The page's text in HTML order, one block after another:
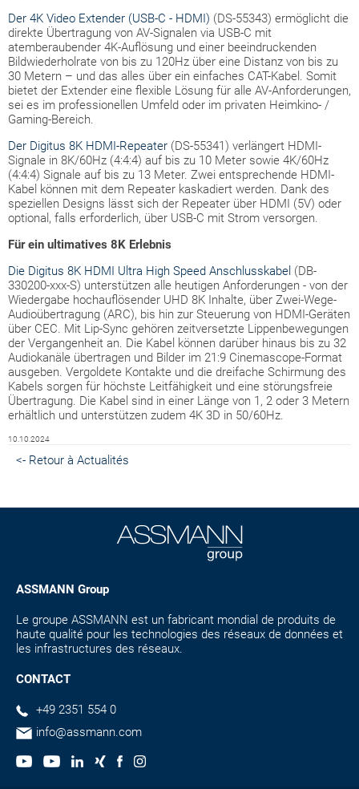
Der 4K Video Extender (USB-C - HDMI) (DS-55343) ermöglicht die
direkte Übertragung von AV-Signalen via USB-C mit
atemberaubender 4K-Auflösung und einer beeindruckenden
Bildwiederholrate von bis zu 120Hz über eine Distanz von bis zu
30 Metern – und das alles über ein einfaches CAT-Kabel. Somit
bietet der Extender eine flexible Lösung für alle AV-Anforderungen,
sei es im professionellen Umfeld oder im privaten Heimkino- /
Gaming-Bereich.
Der Digitus 8K HDMI-Repeater (DS-55341) verlängert HDMI-
Signale in 8K/60Hz (4:4:4) auf bis zu 10 Meter sowie 4K/60Hz
(4:4:4) Signale auf bis zu 13 Meter. Zwei entsprechende HDMI-
Kabel können mit dem Repeater kaskadiert werden. Dank des
speziellen Designs lässt sich der Repeater über HDMI (5V) oder
optional, falls erforderlich, über USB-C mit Strom versorgen.
Für ein ultimatives 8K Erlebnis
Die Digitus 8K HDMI Ultra High Speed Anschlusskabel (DB-
330200-xxx-S) unterstützen alle heutigen Anforderungen - von der
Wiedergabe hochauflösender UHD 8K Inhalte, über Zwei-Wege-
Audioübertragung (ARC), bis hin zur Steuerung von HDMI-Geräten
über CEC. Mit Lip-Sync gehören zeitversetzte Lippenbewegungen
der Vergangenheit an. Die Kabel können darüber hinaus bis zu 32
Audiokanäle übertragen und Bilder im 21:9 Cinemascope-Format
ausgeben. Vergoldete Kontakte und die dreifache Schirmung des
Kabels sorgen für höchste Leitfähigkeit und eine störungsfreie
Übertragung. Die Kabel sind in einer Länge von 1, 2 oder 3 Metern
erhältlich und unterstützen zudem 4K 3D in 50/60Hz.
10.10.2024
<- Retour à Actualités
ASSMANN Group
Le groupe ASSMANN est un fabricant mondial de produits de
haute qualité pour les technologies des réseaux de données et
les infrastructures des réseaux.
CONTACT
+49 2351 554 0
info@assmann.com